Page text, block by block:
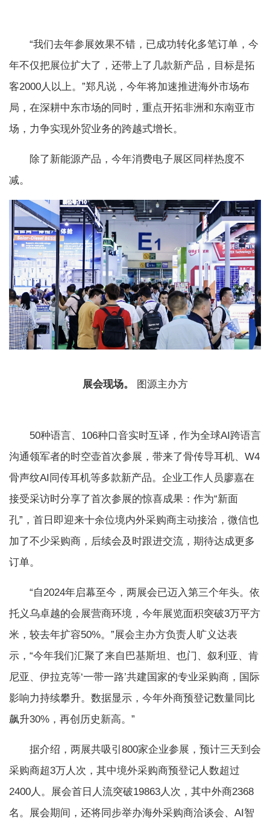
“我们去年参展效果不错，已成功转化多笔订单，今
年不仅把展位扩大了，还带上了几款新产品，目标是拓
客2000人以上。”郑凡说，今年将加速推进海外市场布
局，在深耕中东市场的同时，重点开拓非洲和东南亚市
场，力争实现外贸业务的跨越式增长。
除了新能源产品，今年消费电子展区同样热度不
减。
展会现场。 图源主办方
50种语言、106种口音实时互译，作为全球AI跨语言
沟通领军者的时空壶首次参展，带来了骨传导耳机、W4
骨声纹AI同传耳机等多款新产品。企业工作人员廖嘉在
接受采访时分享了首次参展的惊喜成果：作为“新面
孔”，首日即迎来十余位境内外采购商主动接洽，微信也
加了不少采购商，后续会及时跟进交流，期待达成更多
订单。
“自2024年启幕至今，两展会已迈入第三个年头。依
托义乌卓越的会展营商环境，今年展览面积突破3万平方
米，较去年扩容50%。”展会主办方负责人旷义达表
示，“今年我们汇聚了来自巴基斯坦、也门、叙利亚、肯
尼亚、伊拉克等‘一带一路’共建国家的专业采购商，国际
影响力持续攀升。数据显示，今年外商预登记数量同比
飙升30%，再创历史新高。”
据介绍，两展共吸引800家企业参展，预计三天到会
采购商超3万人次，其中境外采购商预登记人数超过
2400人。展会首日人流突破19863人次，其中外商2368
名。展会期间，还将同步举办海外采购商洽谈会、AI智